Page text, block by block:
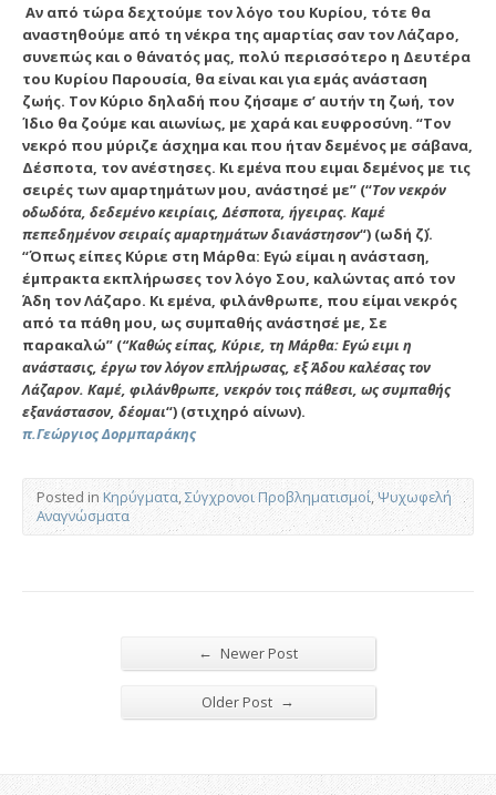
Αν από τώρα δεχτούμε τον λόγο του Κυρίου, τότε θα
αναστηθούμε από τη νέκρα της αμαρτίας σαν τον Λάζαρο,
συνεπώς και ο θάνατός μας, πολύ περισσότερο η Δευτέρα
του Κυρίου Παρουσία, θα είναι και για εμάς ανάσταση
ζωής. Τον Κύριο δηλαδή που ζήσαμε σ’ αυτήν τη ζωή, τον
Ίδιο θα ζούμε και αιωνίως, με χαρά και ευφροσύνη. “Τον
νεκρό που μύριζε άσχημα και που ήταν δεμένος με σάβανα,
Δέσποτα, τον ανέστησες. Κι εμένα που ειμαι δεμένος με τις
σειρές των αμαρτημάτων μου, ανάστησέ με” (“Τον νεκρόν
οδωδότα, δεδεμένο κειρίαις, Δέσποτα, ήγειρας. Καμέ
πεπεδημένον σειραίς αμαρτημάτων διανάστησον“) (ωδή ζ΄).
“Όπως είπες Κύριε στη Μάρθα: Εγώ είμαι η ανάσταση,
έμπρακτα εκπλήρωσες τον λόγο Σου, καλώντας από τον
Άδη τον Λάζαρο. Κι εμένα, φιλάνθρωπε, που είμαι νεκρός
από τα πάθη μου, ως συμπαθής ανάστησέ με, Σε
παρακαλώ” (“Καθώς είπας, Κύριε, τη Μάρθα: Εγώ ειμι η
ανάστασις, έργω τον λόγον επλήρωσας, εξ Άδου καλέσας τον
Λάζαρον. Καμέ, φιλάνθρωπε, νεκρόν τοις πάθεσι, ως συμπαθής
εξανάστασον, δέομαι“) (στιχηρό αίνων).
π.Γεώργιος Δορμπαράκης
Posted in Κηρύγματα,Σύγχρονοι Προβληματισμοί,Ψυχωφελή
Αναγνώσματα
← Newer Post
Older Post →